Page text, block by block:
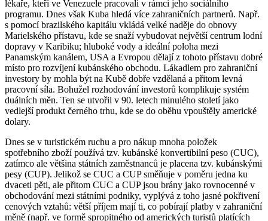
lékaře, kteří ve Venezuele pracovali v rámci jeho sociálního
programu. Dnes však Kuba hledá více zahraničních partnerů. Např.
s pomocí brazilského kapitálu vkládá velké naděje do obnovy
Marielského přístavu, kde se snaží vybudovat největší centrum lodní
dopravy v Karibiku; hluboké vody a ideální poloha mezi
Panamským kanálem, USA a Evropou dělají z tohoto přístavu dobré
místo pro rozvíjení kubánského obchodu. Lákadlem pro zahraniční
investory by mohla být na Kubě dobře vzdělaná a přitom levná
pracovní síla. Bohužel rozhodování investorů komplikuje systém
duálních měn. Ten se utvořil v 90. letech minulého století jako
vedlejší produkt černého trhu, kde se do oběhu vpouštěly americké
dolary.
Dnes se v turistickém ruchu a pro nákup mnoha položek
spotřebního zboží používá tzv. kubánské konvertibilní peso (CUC),
zatímco ale většina státních zaměstnanců je placena tzv. kubánskými
pesy (CUP). Jelikož se CUC a CUP směňuje v poměru jedna ku
dvaceti pěti, ale přitom CUC a CUP jsou brány jako rovnocenné v
obchodování mezi státními podniky, vyplývá z toho jasné pokřivení
cenových vztahů: větší příjem mají ti, co pobírají platby v zahraniční
měně (např. ve formě spropitného od amerických turistů platících